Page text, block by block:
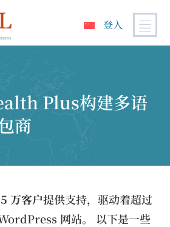
登入
Plus构建多语
商
万客户提供支持，驱动着超过
网站。 以下是一些